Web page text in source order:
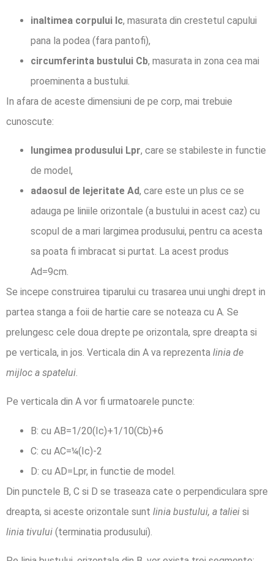
inaltimea corpului Ic, masurata din crestetul capului
pana la podea (fara pantofi),
circumferinta bustului Cb, masurata in zona cea mai
proeminenta a bustului.
In afara de aceste dimensiuni de pe corp, mai trebuie
cunoscute:
lungimea produsului Lpr, care se stabileste in functie
de model,
adaosul de lejeritate Ad, care este un plus ce se
adauga pe liniile orizontale (a bustului in acest caz) cu
scopul de a mari largimea produsului, pentru ca acesta
sa poata fi imbracat si purtat. La acest produs
Ad=9cm.
Se incepe construirea tiparului cu trasarea unui unghi drept in
partea stanga a foii de hartie care se noteaza cu A. Se
prelungesc cele doua drepte pe orizontala, spre dreapta si
pe verticala, in jos. Verticala din A va reprezenta linia de
mijloc a spatelui.
Pe verticala din A vor fi urmatoarele puncte:
B: cu AB=1/20(Ic)+1/10(Cb)+6
C: cu AC=¼(Ic)-2
D: cu AD=Lpr, in functie de model.
Din punctele B, C si D se traseaza cate o perpendiculara spre
dreapta, si aceste orizontale sunt linia bustului, a taliei si
linia tivului (terminatia produsului).